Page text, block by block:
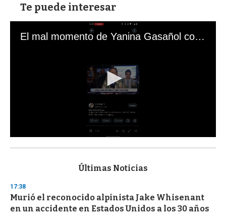
Te puede interesar
El mal momento de Yanina Gasañol con un hincha argentino en "Subrayado"
s
d
s
o
f
Últimas Noticias
17:38
Murió el reconocido alpinista Jake Whisenant
en un accidente en Estados Unidos a los 30 años